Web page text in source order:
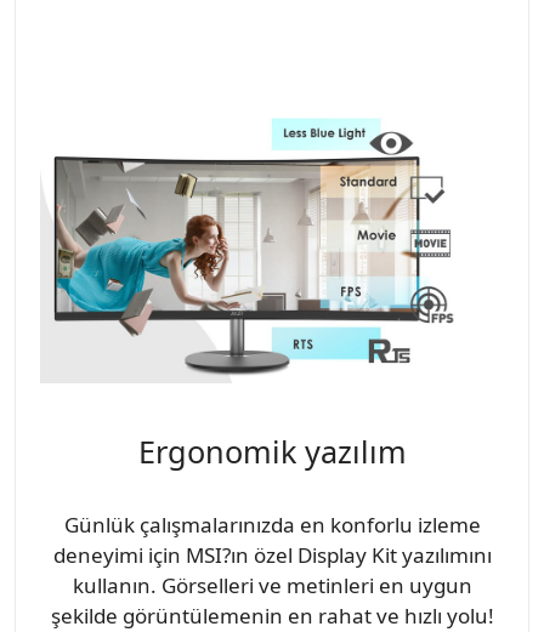
Ergonomik yazılım
Günlük çalışmalarınızda en konforlu izleme
deneyimi için MSI?ın özel Display Kit yazılımını
kullanın. Görselleri ve metinleri en uygun
şekilde görüntülemenin en rahat ve hızlı yolu!